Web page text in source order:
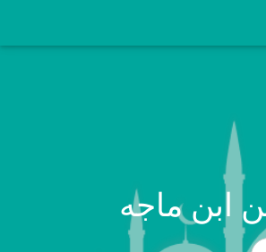
ابن ماجه